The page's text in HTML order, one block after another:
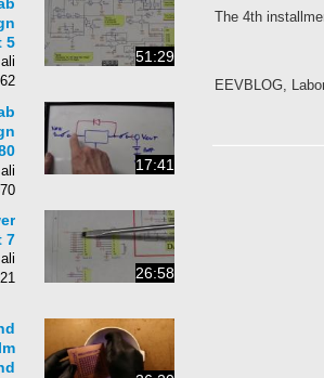
The 4th
EEVBLOG,
51:29
5
ali
2262
17:41
ali
2070
26:58
7
ali
2021